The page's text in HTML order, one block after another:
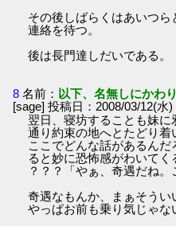
その後しばらくはあいつ
連絡を待つ。
後は長門達しだいである。
8 名前： 以下、名無しにかわ
[sage] 投稿日：2008/03/12(水
翌日、寝坊することも妹
通り約束の地へとたどり着
ここでどんな話があるん
ると妙に恐怖感がわいてく
？？？「やぁ、奇遇だね。
奇遇なもんか、まぁそうい
やっぱお前も乗り気じゃな